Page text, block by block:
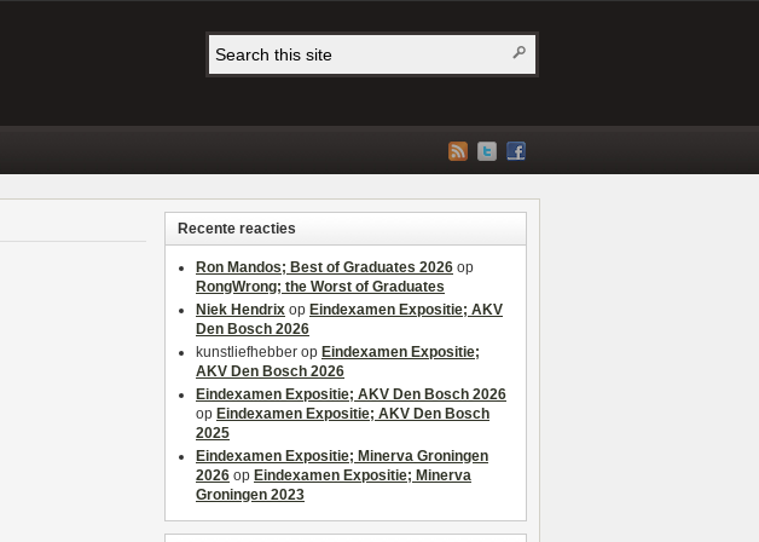
Recente reacties
Ron Mandos; Best of Graduates 2026 op
RongWrong; the Worst of Graduates
Niek Hendrix op Eindexamen Expositie; AKV
Den Bosch 2026
kunstliefhebber op Eindexamen Expositie;
AKV Den Bosch 2026
Eindexamen Expositie; AKV Den Bosch 2026
op Eindexamen Expositie; AKV Den Bosch
2025
Eindexamen Expositie; Minerva Groningen
2026 op Eindexamen Expositie; Minerva
Groningen 2023